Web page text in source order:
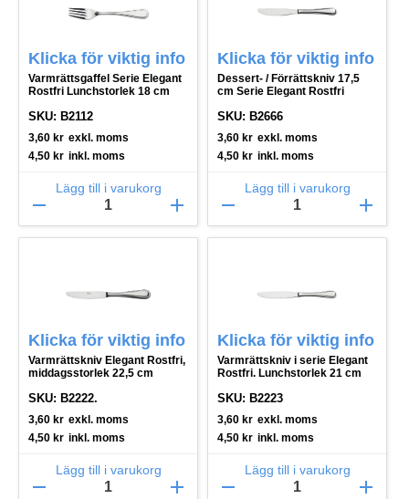
Klicka för viktig info
Varmrättsgaffel Serie Elegant
Rostfri Lunchstorlek 18 cm
SKU: B2112
3,60 kr exkl. moms
4,50 kr inkl. moms
Lägg till i varukorg
remove add
Klicka för viktig info
Dessert- / Förrättskniv 17,5
cm Serie Elegant Rostfri
SKU: B2666
3,60 kr exkl. moms
4,50 kr inkl. moms
Lägg till i varukorg
remove add
Klicka för viktig info
Varmrättskniv Elegant Rostfri,
middagsstorlek 22,5 cm
SKU: B2222.
3,60 kr exkl. moms
4,50 kr inkl. moms
Lägg till i varukorg
remove add
Klicka för viktig info
Varmrättskniv i serie Elegant
Rostfri. Lunchstorlek 21 cm
SKU: B2223
3,60 kr exkl. moms
4,50 kr inkl. moms
Lägg till i varukorg
remove add